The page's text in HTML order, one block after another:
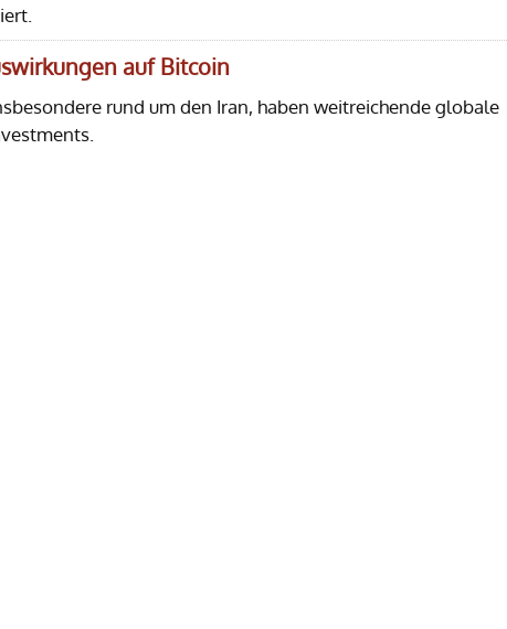
auf Bitcoin
rund um den Iran, haben weitreichende globale